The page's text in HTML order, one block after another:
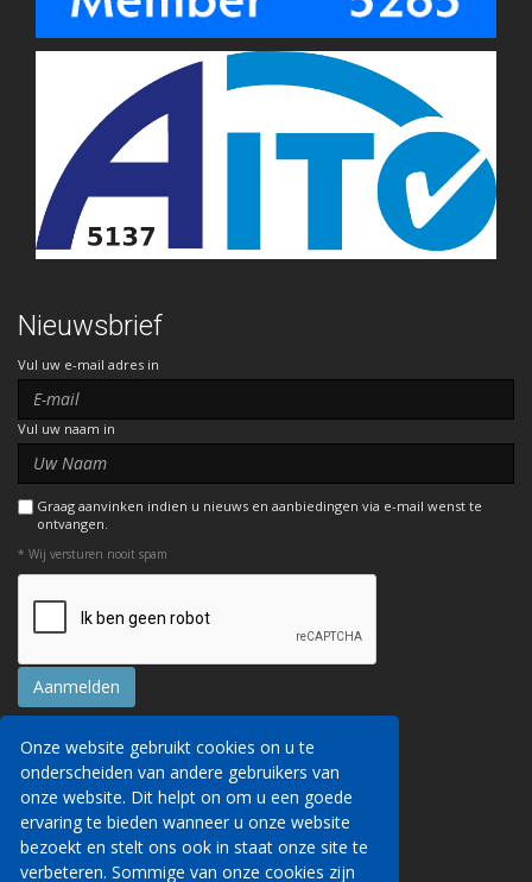
Wij kunnen uw persoonsgegevens via deze
website verzamelen om u details van onze
diensten te verstrekken, om reisdiensten te
Onze website gebruikt cookies on u te
onderscheiden van andere gebruikers van
onze website. Dit helpt on om u een goede
ervaring te bieden wanneer u onze website
bezoekt en stelt ons ook in staat onze site te
verbeteren. Sommige van onze cookies zijn
Nieuwsbrief
Vul uw e-mail adres in
Vul uw naam in
Graag aanvinken indien u nieuws en aanbiedingen via e-mail wenst te
ontvangen.
* Wij versturen nooit spam
Contact
Reserveringsvoorwaarden
Privacyverklaring
AITO, ABTA & ABTOT
Werken voor ons
Website veiligheid